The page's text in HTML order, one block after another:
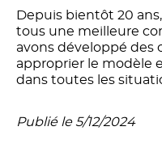
Depuis bientôt 20
tous une meilleure
avons développé des
approprier le modèle
dans toutes les
Publié le 5/12/2024